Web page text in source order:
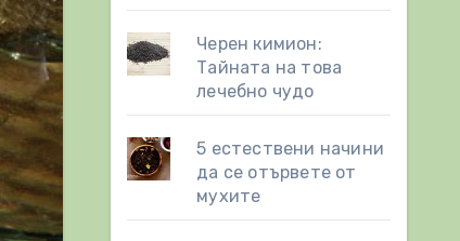
Черен кимион:
Тайната на това
лечебно чудо
5 естествени начини
да се отървете от
мухите